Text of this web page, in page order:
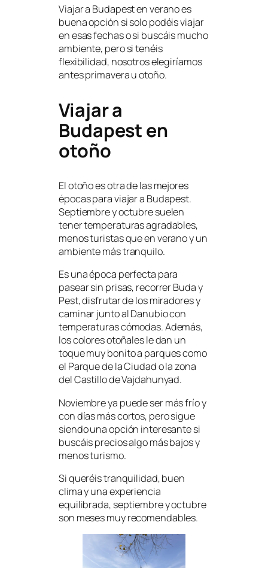
Viajar a Budapest en verano es
buena opción si solo podéis viajar
en esas fechas o si buscáis mucho
ambiente, pero si tenéis
flexibilidad, nosotros elegiríamos
antes primavera u otoño.
Viajar a
Budapest en
otoño
El otoño es otra de las mejores
épocas para viajar a Budapest.
Septiembre y octubre suelen
tener temperaturas agradables,
menos turistas que en verano y un
ambiente más tranquilo.
Es una época perfecta para
pasear sin prisas, recorrer Buda y
Pest, disfrutar de los miradores y
caminar junto al Danubio con
temperaturas cómodas. Además,
los colores otoñales le dan un
toque muy bonito a parques como
el Parque de la Ciudad o la zona
del Castillo de Vajdahunyad.
Noviembre ya puede ser más frío y
con días más cortos, pero sigue
siendo una opción interesante si
buscáis precios algo más bajos y
menos turismo.
Si queréis tranquilidad, buen
clima y una experiencia
equilibrada, septiembre y octubre
son meses muy recomendables.